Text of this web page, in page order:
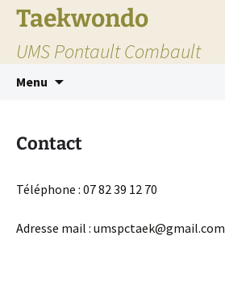
Taekwondo
UMS Pontault Combault
Menu
Contact
Téléphone : 07 82 39 12 70
Adresse mail : umspctaek@gmail.com